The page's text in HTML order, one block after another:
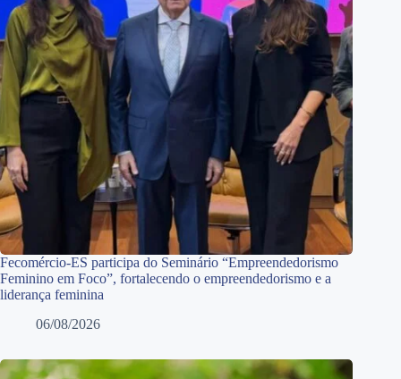
Fecomércio-ES participa do Seminário “Empreendedorismo
Feminino em Foco”, fortalecendo o empreendedorismo e a
liderança feminina
06/08/2026